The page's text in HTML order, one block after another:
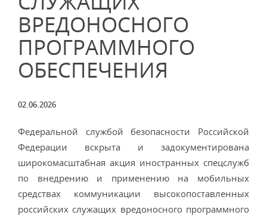
ВРЕДОНОСНОГО
ПРОГРАММНОГО
ОБЕСПЕЧЕНИЯ
02.06.2026
Федеральной службой безопасности Российской
Федерации вскрыта и задокументирована
широкомасштабная акция иностранных спецслужб
по внедрению и применению на мобильных
средствах коммуникации высокопоставленных
российских служащих вредоносного программного